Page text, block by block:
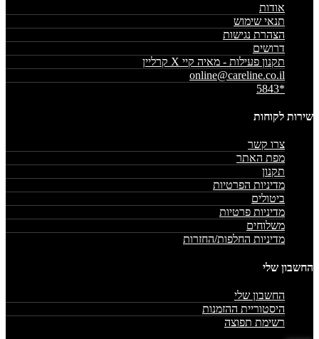
אודות
תנאי שימוש
הצהרת נגישות
דרושים
תקנון פעילות - מאיה קיי X קרליין
online@careline.co.il
*5843
שירות לקוחות
צרו קשר
מפת האתר
תקנון
מדיניות הפרטיות
ביטולים
מדיניות פרטיות
משלוחים
מדיניות החלפות/החזרות
החשבון שלי
החשבון שלי
היסטוריית ההזמנות
רשימת תפוצה